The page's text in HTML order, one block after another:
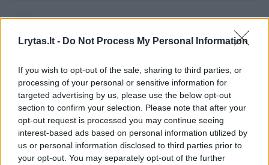
Lrytas.lt - Do Not Process My Personal Information
If you wish to opt-out of the sale, sharing to third parties, or
processing of your personal or sensitive information for
targeted advertising by us, please use the below opt-out
section to confirm your selection. Please note that after your
opt-out request is processed you may continue seeing
interest-based ads based on personal information utilized by
us or personal information disclosed to third parties prior to
your opt-out. You may separately opt-out of the further
Po 10 metų trukusios santuokos naują
gyvenimo etapą pradėjusi Ieva Voveris
neslepia – nors sprendimas pasukti
skirtingais keliais buvo priimtas, minčių, ar
jis buvo teisingas, vis dar pasitaiko.